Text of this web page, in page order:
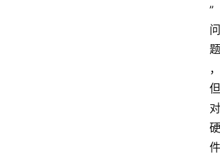
”
问
题
，
但
对
硬
件